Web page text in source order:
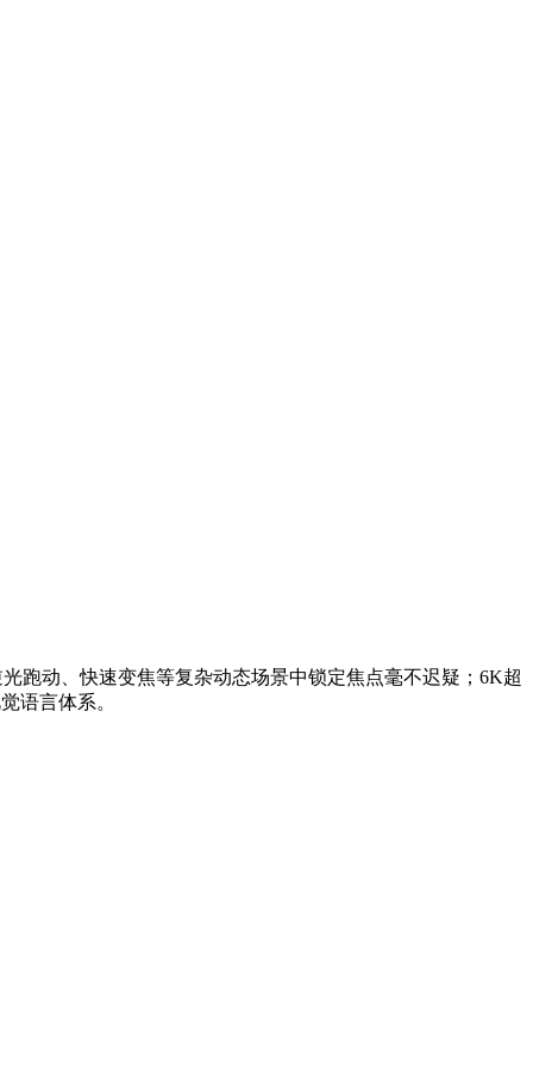
跑动、快速变焦等复杂动态场景中锁定焦点毫不迟疑；6K超
语言体系。